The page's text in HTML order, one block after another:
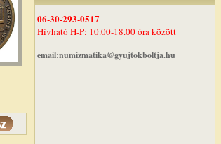
06-30-293-0517
Hívható H-P: 10.00-18.00 óra között
email:numizmatika@gyujtokboltja.hu